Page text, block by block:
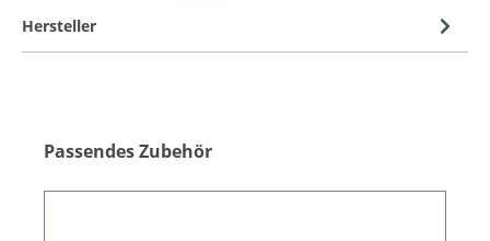
Hersteller
Passendes Zubehör